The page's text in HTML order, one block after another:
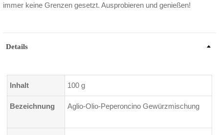
immer keine Grenzen gesetzt. Ausprobieren und genießen!
Details
Inhalt 100 g
Bezeichnung Aglio-Olio-Peperoncino Gewürzmischung